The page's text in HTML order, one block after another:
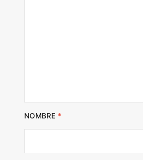
NOMBRE *